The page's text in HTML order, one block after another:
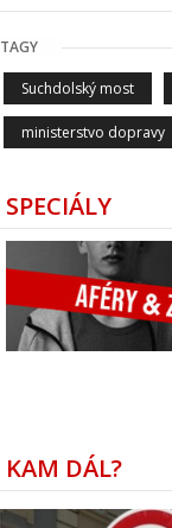
TAGY
Suchdolský most
ministerstvo dopravy
SPECIÁLY
KAM DÁL?